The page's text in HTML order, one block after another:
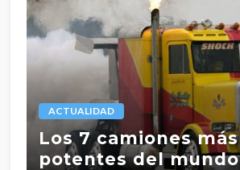
ACTUALIDAD
Los 7 camiones más
potentes del mundo